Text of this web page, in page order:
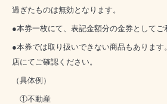
過ぎたものは無効となります。
●本券一枚にて、表記金額分の金券としてご
●本券では取り扱いできない商品もありま
店にてご確認ください。
（具体例）
①不動産